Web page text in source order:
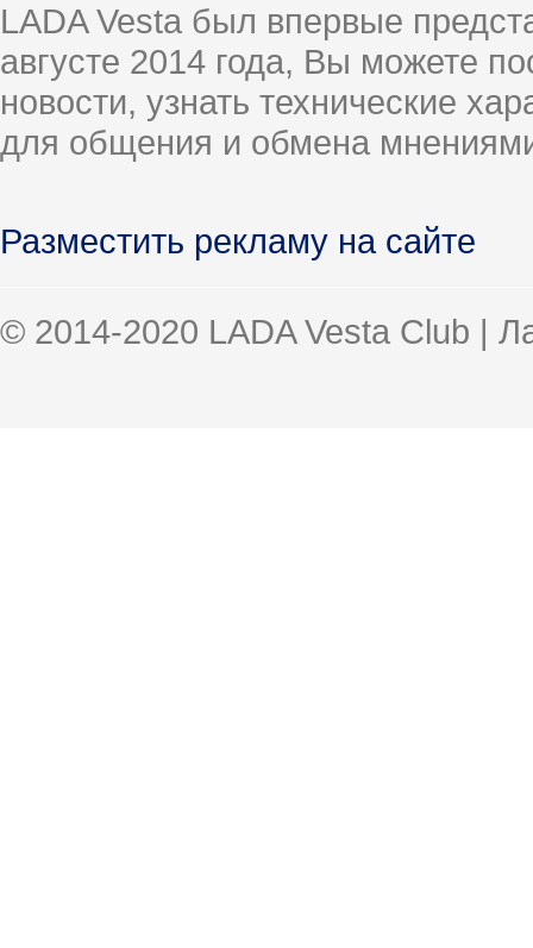
LADA Vesta был впервые
августе 2014 года, Вы можете
новости, узнать технические
для общения и обмена
Разместить рекламу на сайте
© 2014-2020 LADA Vesta Club |